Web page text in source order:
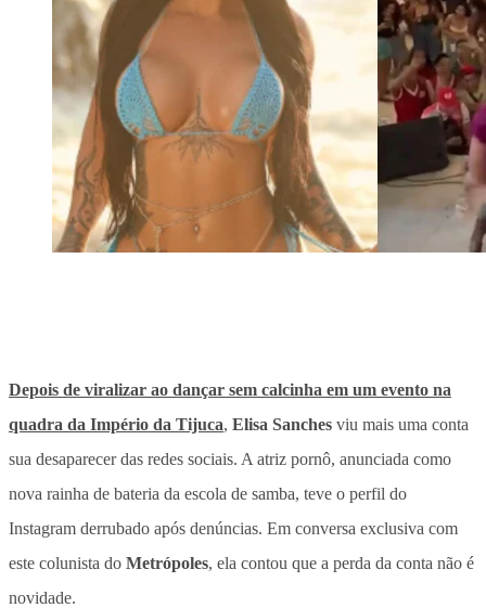
Depois de viralizar ao dançar sem calcinha em um evento na
quadra da Império da Tijuca, Elisa Sanches viu mais uma conta
sua desaparecer das redes sociais. A atriz pornô, anunciada como
nova rainha de bateria da escola de samba, teve o perfil do
Instagram derrubado após denúncias. Em conversa exclusiva com
este colunista do Metrópoles, ela contou que a perda da conta não é
novidade.